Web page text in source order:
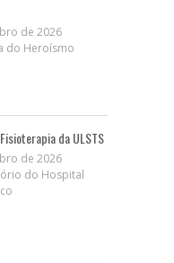
de 2026
do Heroísmo
da ULSTS
de 2026
do Hospital